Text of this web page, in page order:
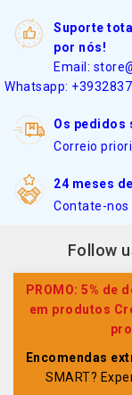
Suporte
por nós!
Email:
Whatsapp:
Os pedidos
Correio
24 meses
Contate-nos
Follow
PROMO: 5% de
em produtos
Encomendas
SMART?